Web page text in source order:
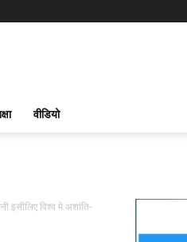
वीडियो
इसीलिए विश्व मे अशांति-